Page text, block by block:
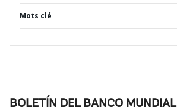
Mots clé
BOLETÍN DEL BANCO MUNDIAL